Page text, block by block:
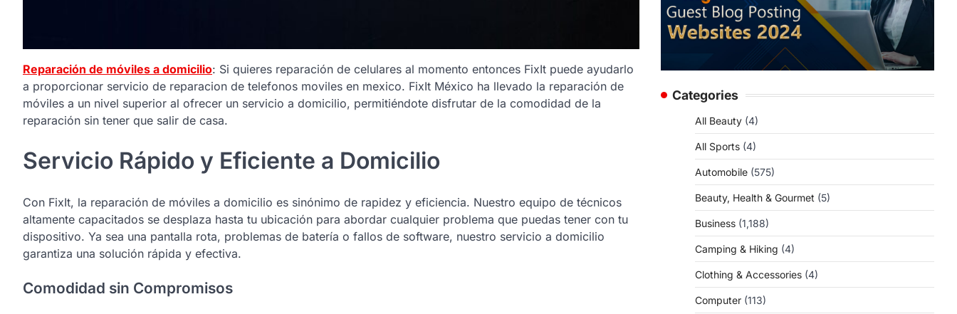
Reparación de móviles a domicilio: Si quieres reparación de celulares al momento entonces FixIt puede ayudarlo
a proporcionar servicio de reparacion de telefonos moviles en mexico. FixIt México ha llevado la reparación de
móviles a un nivel superior al ofrecer un servicio a domicilio, permitiéndote disfrutar de la comodidad de la
reparación sin tener que salir de casa.
Servicio Rápido y Eficiente a Domicilio
Con FixIt, la reparación de móviles a domicilio es sinónimo de rapidez y eficiencia. Nuestro equipo de técnicos
altamente capacitados se desplaza hasta tu ubicación para abordar cualquier problema que puedas tener con tu
dispositivo. Ya sea una pantalla rota, problemas de batería o fallos de software, nuestro servicio a domicilio
garantiza una solución rápida y efectiva.
Comodidad sin Compromisos
Categories
All Beauty (4)
All Sports (4)
Automobile (575)
Beauty, Health & Gourmet (5)
Business (1,188)
Camping & Hiking (4)
Clothing & Accessories (4)
Computer (113)